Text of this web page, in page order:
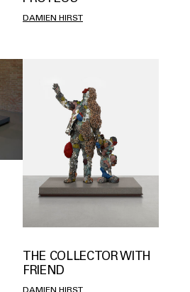
DAMIEN HIRST
THE COLLECTOR WITH
FRIEND
DAMIEN HIRST